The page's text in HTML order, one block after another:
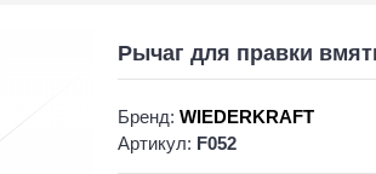
Рычаг для правки
Бренд: WIEDERKRAFT
Артикул: F052